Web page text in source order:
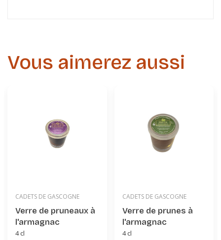
Vous aimerez aussi
CADETS DE GASCOGNE
Verre de pruneaux à
l'armagnac
4 cl
CADETS DE GASCOGNE
Verre de prunes à
l'armagnac
4 cl